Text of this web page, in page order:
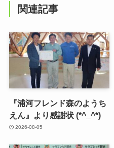
関連記事
『浦河フレンド森のようち
えん』より感謝状 (*^_^*)
2026-08-05